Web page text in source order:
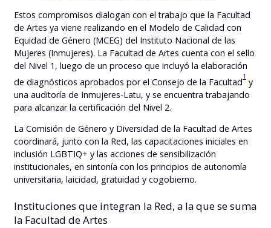
Estos compromisos dialogan con el trabajo que la Facultad
de Artes ya viene realizando en el Modelo de Calidad con
Equidad de Género (MCEG) del Instituto Nacional de las
Mujeres (Inmujeres). La Facultad de Artes cuenta con el sello
del Nivel 1, luego de un proceso que incluyó la elaboración
de diagnósticos aprobados por el Consejo de la Facultad1 y
una auditoría de Inmujeres-Latu, y se encuentra trabajando
para alcanzar la certificación del Nivel 2.
La Comisión de Género y Diversidad de la Facultad de Artes
coordinará, junto con la Red, las capacitaciones iniciales en
inclusión LGBTIQ+ y las acciones de sensibilización
institucionales, en sintonía con los principios de autonomía
universitaria, laicidad, gratuidad y cogobierno.
Instituciones que integran la Red, a la que se suma
la Facultad de Artes